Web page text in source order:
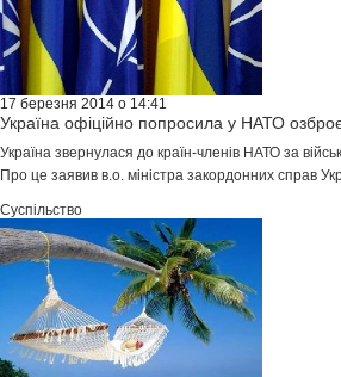
17 березня 2014 о 14:41
Україна офіційно попросила у НАТО
Україна звернулася до країн-членів НАТО за
Про це заявив в.о. міністра закордонних справ
Суспільство